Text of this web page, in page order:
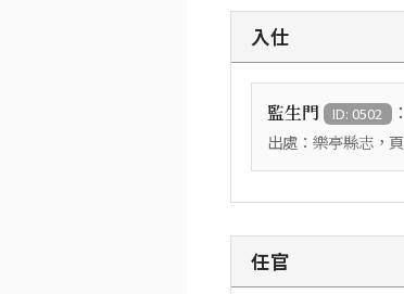
入仕
監生門 ID: 0502 ：
出處： 樂亭縣志 ，頁
任官